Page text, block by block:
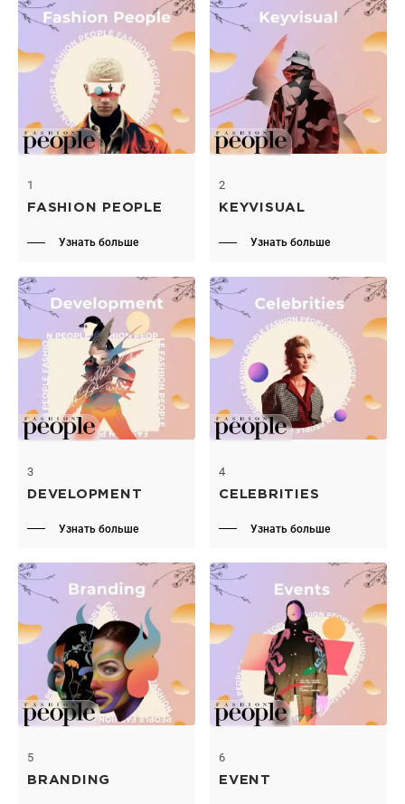
1
FASHION PEOPLE
Узнать больше
2
KEYVISUAL
Узнать больше
3
DEVELOPMENT
Узнать больше
4
CELEBRITIES
Узнать больше
5
BRANDING
6
EVENT